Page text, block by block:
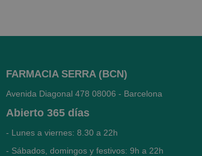
FARMACIA SERRA (BCN)
Avenida Diagonal 478 08006 - Barcelona
Abierto 365 días
- Lunes a viernes: 8.30 a 22h
- Sábados, domingos y festivos: 9h a 22h